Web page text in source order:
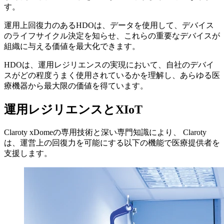
す。
運用上回復力のあるHDOは、データを使用して、デバイス
のライフサイクル決定を知らせ、これらの重要なデバイスが
組織に与える価値を最大化できます。
HDOは、運用レジリエンスの実現において、自社のデバイ
スがどの程度うまく使用されているかを理解し、あらゆる医
療機器から最大限の価値を得ています。
運用レジリエンスとXIoT
Claroty xDomeの専用技術と深い専門知識により、 Claroty
は、運営上の回復力を可能にする以下の機能で医療提供者を
支援します。